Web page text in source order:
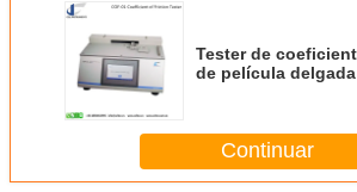
Tester de
de película
plástico
Continuar